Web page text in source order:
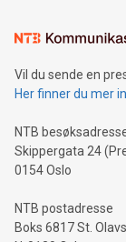
Vil du sende en
Her finner du mer
NTB
Skippergata 24
0154 Oslo
NTB postadresse
Boks 6817 St.